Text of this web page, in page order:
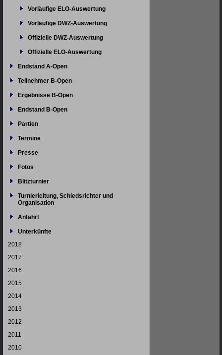
Vorläufige ELO-Auswertung
Vorläufige DWZ-Auswertung
Offizielle DWZ-Auswertung
Offizielle ELO-Auswertung
Endstand A-Open
Teilnehmer B-Open
Ergebnisse B-Open
Endstand B-Open
Partien
Termine
Presse
Fotos
Blitzturnier
Turnierleitung, Schiedsrichter und
Organisation
Anfahrt
Unterkünfte
2018
2017
2016
2015
2014
2013
2012
2011
2010